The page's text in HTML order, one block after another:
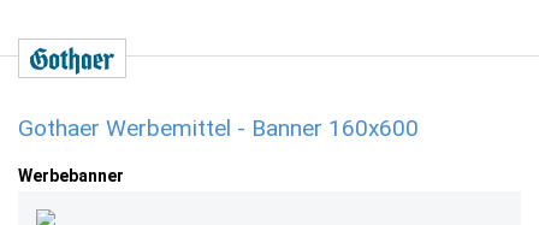
Gothaer Werbemittel - Banner 160x600
Werbebanner